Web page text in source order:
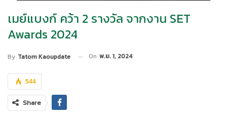
เมย์แบงก์ คว้า 2 รางวัล จากงาน SET
Awards 2024
By Tatom Kaoupdate On พ.ย. 1, 2024
544
Share